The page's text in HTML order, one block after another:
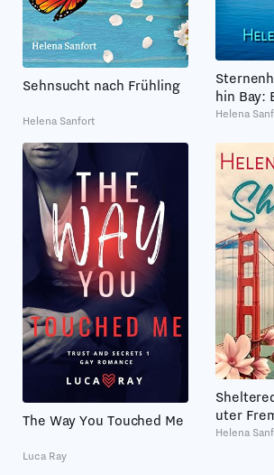
Sehnsucht nach Frühling
Helena Sanfort
hin Bay:
Helena
The Way You Touched Me
Luca Ray
uter
Helena